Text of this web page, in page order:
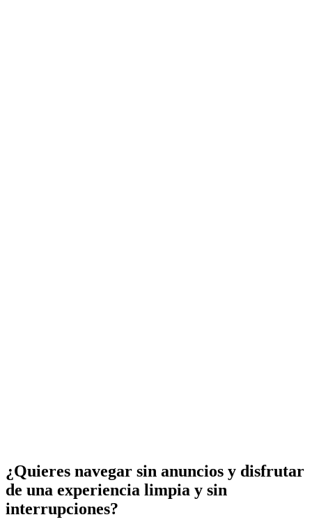
¿Quieres navegar sin anuncios y disfrutar
de una experiencia limpia y sin
interrupciones?